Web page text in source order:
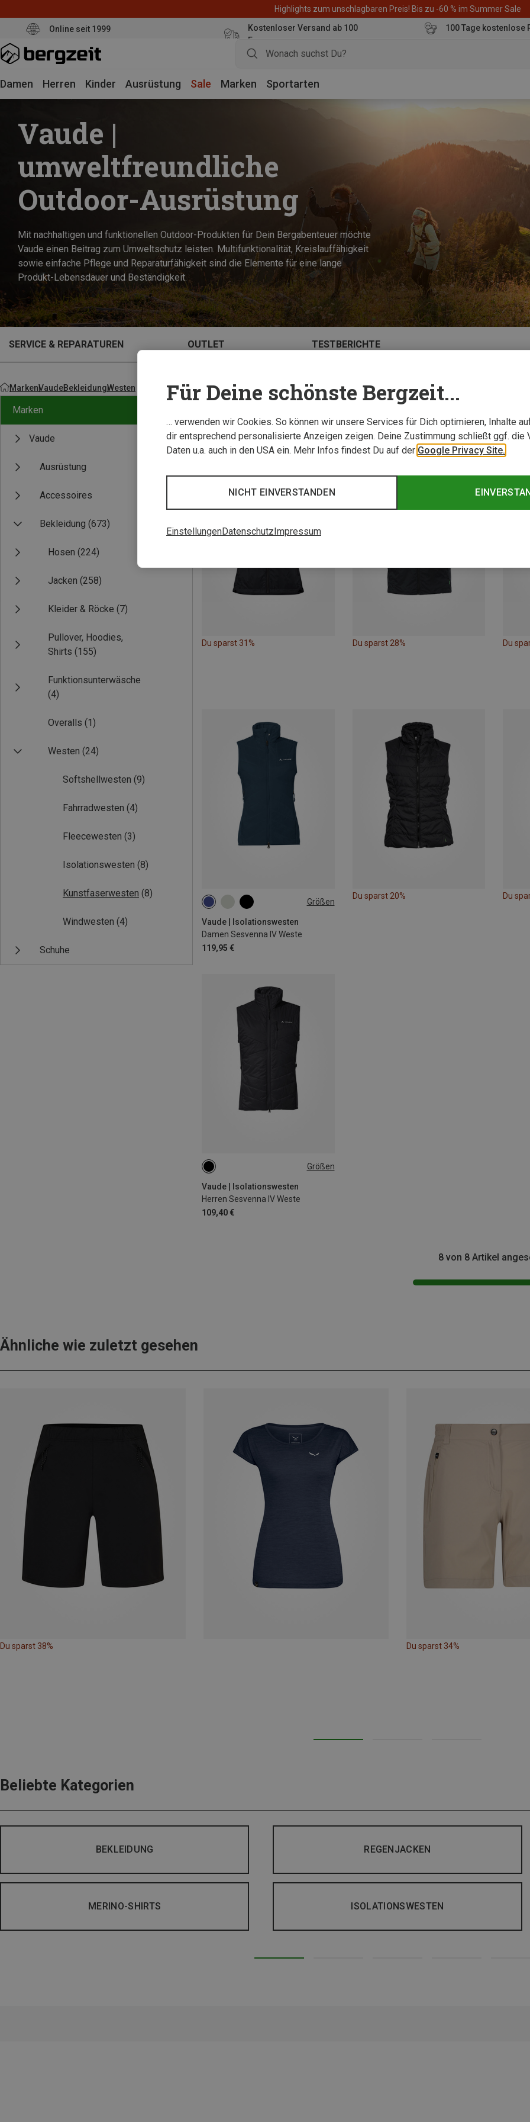
Highlights zum unschlagbaren Preis! Bis zu -60 % im Summer Sale
Online seit 1999
Kostenloser Versand ab 100
Euro
100 Tage kostenlose
Damen Herren Kinder Ausrüstung Sale Marken Sportarten
Vaude |
umweltfreundliche
Outdoor-Ausrüstung
Mit nachhaltigen und funktionellen Outdoor-Produkten für Dein Bergabenteuer möchte
Vaude einen Beitrag zum Umweltschutz leisten. Multifunktionalität, Kreislauffähigkeit
sowie einfache Pflege und Reparaturfähigkeit sind die Elemente für eine lange
Produkt-Lebensdauer und Beständigkeit.
SERVICE & REPARATUREN OUTLET TESTBERICHTE
MarkenVaudeBekleidungWesten
Marken
Vaude
Ausrüstung
Accessoires
Bekleidung (673)
Hosen (224)
Jacken (258)
Kleider & Röcke (7)
Pullover, Hoodies,
Shirts (155)
Funktionsunterwäsche
(4)
Overalls (1)
Westen (24)
Softshellwesten (9)
Fahrradwesten (4)
Fleecewesten (3)
Isolationswesten (8)
Kunstfaserwesten (8)
Windwesten (4)
Schuhe
Du sparst 31% Du sparst 28% Du
Größen
Vaude | Isolationswesten
Damen Sesvenna IV Weste
119,95 €
XXS XS
Du sparst 20% Du
Größen
Vaude | Isolationswesten
Herren Sesvenna IV Weste
109,40 €
M
8 von 8 Artikel
Ähnliche wie zuletzt gesehen
Du sparst 38% Du sparst 34%
Beliebte Kategorien
BEKLEIDUNG REGENJACKEN
MERINO-SHIRTS ISOLATIONSWESTEN
Für Deine schönste Bergzeit...
… verwenden wir Cookies. So können wir unsere Services für Dich optimieren, Inhalte
dir entsprechend personalisierte Anzeigen zeigen. Deine Zustimmung schließt ggf. die
Daten u.a. auch in den USA ein. Mehr Infos findest Du auf der Google Privacy Site.
NICHT EINVERSTANDEN
EinstellungenDatenschutz Impressum